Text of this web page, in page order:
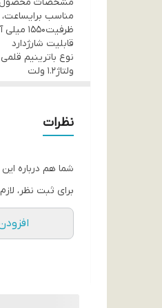
مناسب برایساعت،
ظرفیت1550 میلی آمپر ساعت
قابلیت شارژدارد
نوع باترینیم قلمی AAA
ولتاژ1.2 ولت
نظرات
شما هم درباره
برای ثبت نظر،